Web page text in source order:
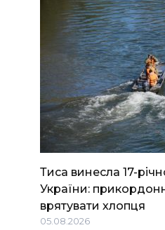
Тиса винесла 17-
України:
врятувати хлопця
05.08.2026